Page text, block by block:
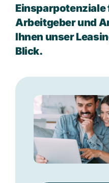
Einsparpotenziale
Arbeitgeber und
Ihnen unser
Blick.